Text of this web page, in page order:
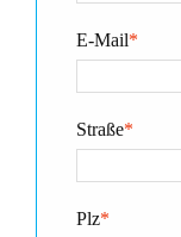
*
E-Mail
*
Straße
*
Plz